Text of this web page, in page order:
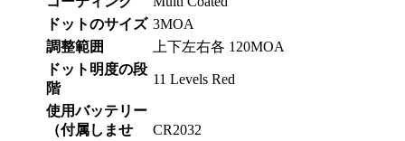
ドットのサイズ 3MOA
調整範囲
上下左右各 120MOA
ドット明度の段
階
11 Levels Red
使用バッテリー
（付属しませ
CR2032